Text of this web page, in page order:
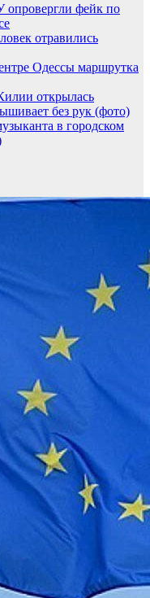
фейк по
отравились
Одессы маршрутка
открылась
без рук (фото)
в городском